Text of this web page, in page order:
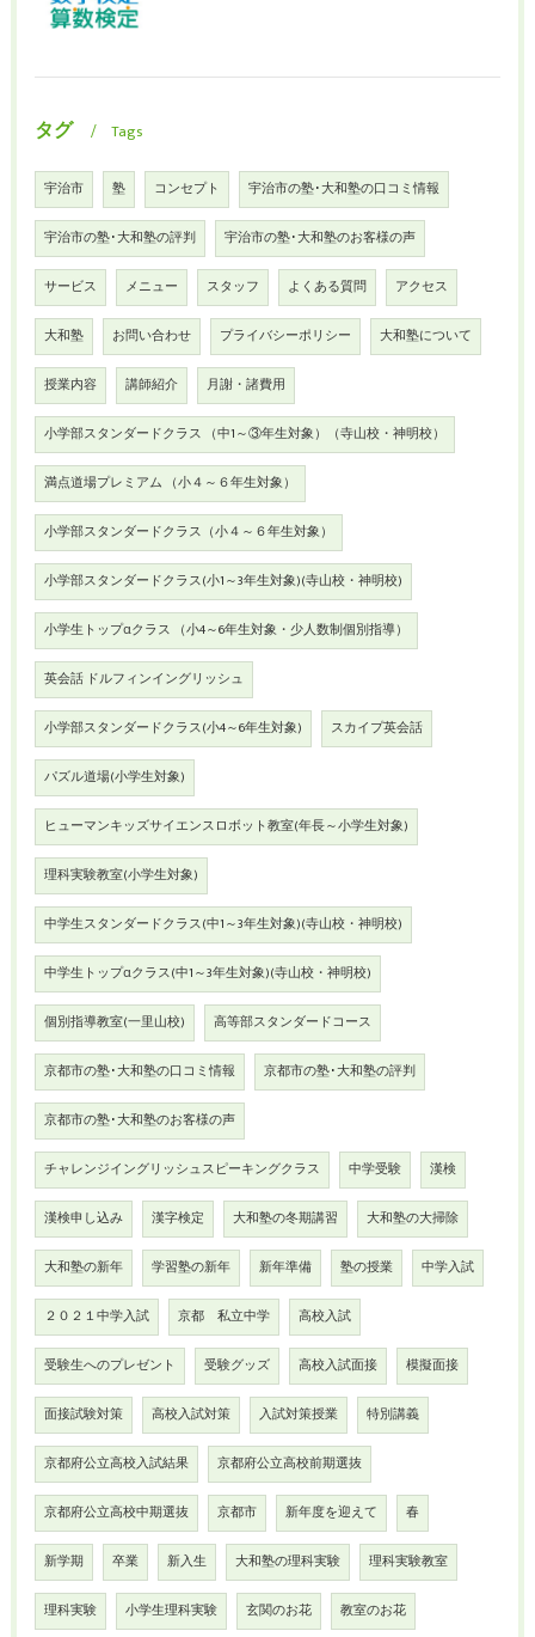
タグ Tags
宇治市 塾 コンセプト 宇治市の塾･大和塾の口コミ情報
宇治市の塾･大和塾の評判 宇治市の塾･大和塾のお客様の声
サービス メニュー スタッフ よくある質問 アクセス
大和塾 お問い合わせ プライバシーポリシー 大和塾について
授業内容 講師紹介 月謝・諸費用
小学部スタンダードクラス （中1～③年生対象）（寺山校・神明校）
満点道場プレミアム （小４～６年生対象）
小学部スタンダードクラス（小４～６年生対象）
小学部スタンダードクラス(小1～3年生対象)(寺山校・神明校)
小学生トップαクラス （小4～6年生対象・少人数制個別指導）
英会話 ドルフィンイングリッシュ
小学部スタンダードクラス(小4～6年生対象) スカイプ英会話
パズル道場(小学生対象)
ヒューマンキッズサイエンスロボット教室(年長～小学生対象)
理科実験教室(小学生対象)
中学生スタンダードクラス(中1～3年生対象)(寺山校・神明校)
中学生トップαクラス(中1～3年生対象)(寺山校・神明校)
個別指導教室(一里山校) 高等部スタンダードコース
京都市の塾･大和塾の口コミ情報 京都市の塾･大和塾の評判
京都市の塾･大和塾のお客様の声
チャレンジイングリッシュスピーキングクラス 中学受験 漢検
漢検申し込み 漢字検定 大和塾の冬期講習 大和塾の大掃除
大和塾の新年 学習塾の新年 新年準備 塾の授業 中学入試
２０２１中学入試 京都 私立中学 高校入試
受験生へのプレゼント 受験グッズ 高校入試面接 模擬面接
面接試験対策 高校入試対策 入試対策授業 特別講義
京都府公立高校入試結果 京都府公立高校前期選抜
京都府公立高校中期選抜 京都市 新年度を迎えて 春
新学期 卒業 新入生 大和塾の理科実験 理科実験教室
理科実験 小学生理科実験 玄関のお花 教室のお花